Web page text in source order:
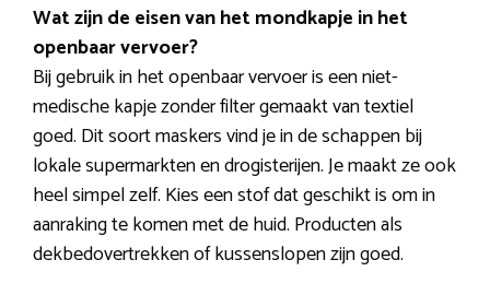
Wat zijn de eisen van het mondkapje in het
openbaar vervoer?
Bij gebruik in het openbaar vervoer is een niet-
medische kapje zonder filter gemaakt van textiel
goed. Dit soort maskers vind je in de schappen bij
lokale supermarkten en drogisterijen. Je maakt ze ook
heel simpel zelf. Kies een stof dat geschikt is om in
aanraking te komen met de huid. Producten als
dekbedovertrekken of kussenslopen zijn goed.